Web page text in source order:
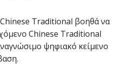
Chinese Traditional βοηθά να
Chinese Traditional
ψηφιακό κείμενο